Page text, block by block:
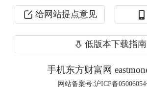
研发应用金融支撑体系，
国情的能源领域人工智能
模式，能源领域智能化成
抱团AI 超400只基金下
给网站提点意见
低版本下载指南
手机东方财富网
网站备案号:沪ICP备05006054